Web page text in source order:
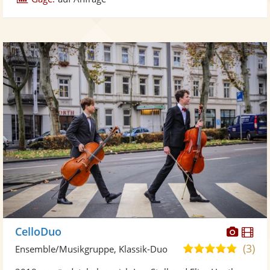
CelloDuo
5,0(3)
Ensemble/Musikgruppe, Klassik-Duo